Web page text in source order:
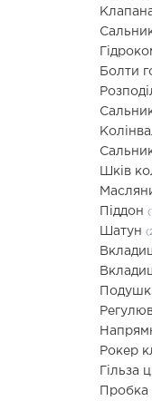
Болти
Шків
Піддон
Шатун
Рокер
Гільза
Пробка